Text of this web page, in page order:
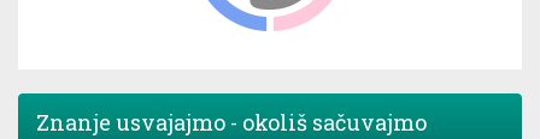
Znanje usvajajmo - okoliš sačuvajmo